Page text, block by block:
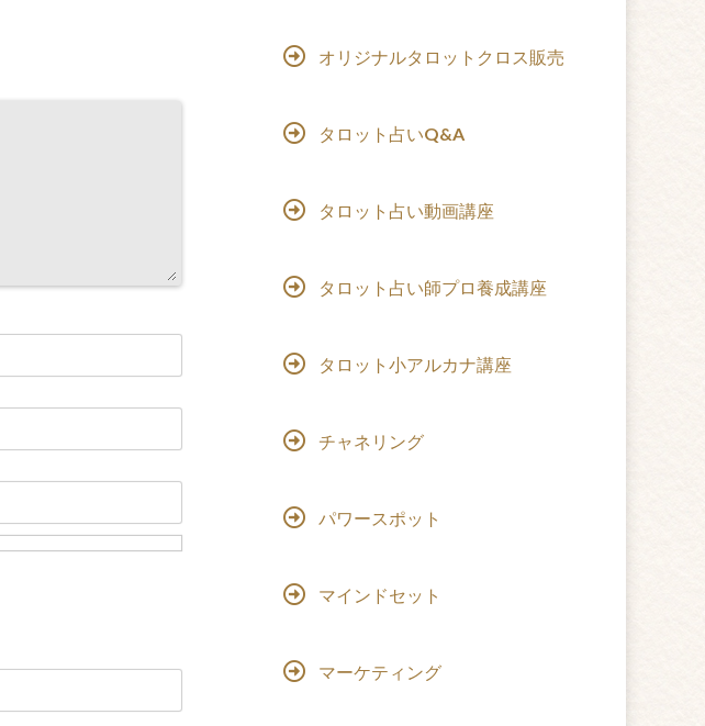
オリジナルタロットクロス販売
タロット占いQ&A
タロット占い動画講座
タロット占い師プロ養成講座
タロット小アルカナ講座
チャネリング
パワースポット
マインドセット
マーケティング